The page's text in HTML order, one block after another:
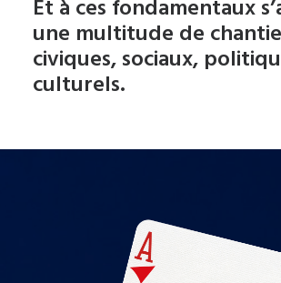
Et à ces fondamentaux
une multitude de
civiques, sociaux,
culturels.